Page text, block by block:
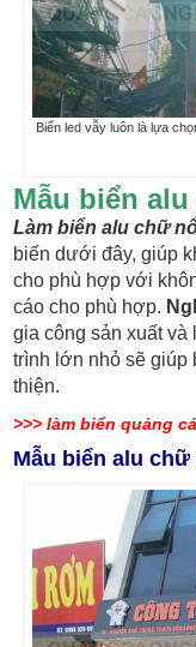
Biển led vẫy luôn là lựa
Mẫu biển
Làm biển alu chữ
biến dưới đây, giúp
cho phù hợp với
cáo cho phù hợp.
gia công sản xuất và
trình lớn nhỏ sẽ giúp
thiện.
>>> làm biển quảng
Mẫu biển alu